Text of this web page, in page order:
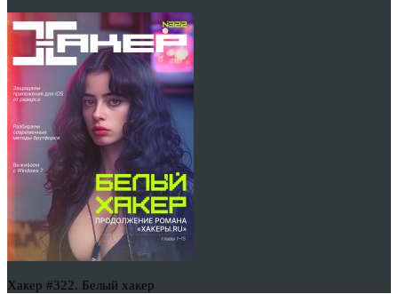
Хакер #322. Белый хакер